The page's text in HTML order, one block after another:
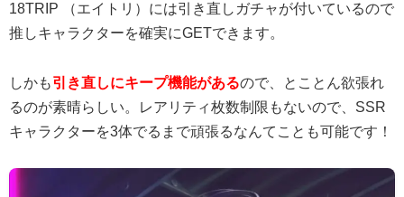
18TRIP （エイトリ）には引き直しガチャが付いているので
推しキャラクターを確実にGETできます。
しかも引き直しにキープ機能があるので、とことん欲張れ
るのが素晴らしい。レアリティ枚数制限もないので、SSR
キャラクターを3体でるまで頑張るなんてことも可能です！